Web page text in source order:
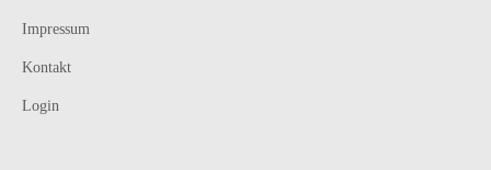
Impressum
Kontakt
Login